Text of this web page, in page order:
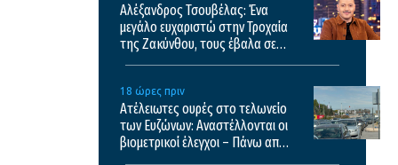
Αλέξανδρος Τσουβέλας: Ένα
μεγάλο ευχαριστώ στην Τροχαία
της Ζακύνθου, τους έβαλα σε
18 ώρες πριν
Ατέλειωτες ουρές στο τελωνείο
των Ευζώνων: Αναστέλλονται οι
βιομετρικοί έλεγχοι – Πάνω από